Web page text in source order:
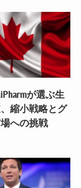
が選ぶ生
縮小戦略とグ
への挑戦